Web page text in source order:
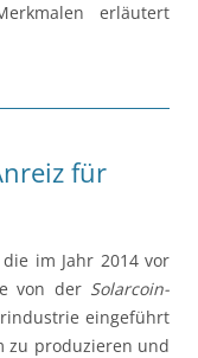
erläutert
für
im Jahr 2014 vor
von der Solarcoin-
eingeführt
zu produzieren und